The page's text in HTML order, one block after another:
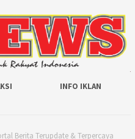
INFO IKLAN
Berita Terupdate & Terpercaya